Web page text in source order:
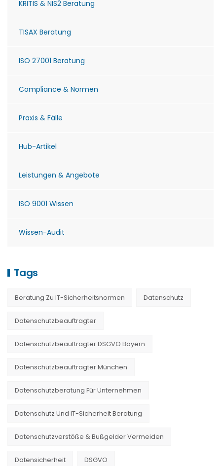
KRITIS & NIS2 Beratung
TISAX Beratung
ISO 27001 Beratung
Compliance & Normen
Praxis & Fälle
Hub-Artikel
Leistungen & Angebote
ISO 9001 Wissen
Wissen-Audit
Tags
Beratung Zu IT-Sicherheitsnormen Datenschutz
Datenschutzbeauftragter
Datenschutzbeauftragter DSGVO Bayern
Datenschutzbeauftragter München
Datenschutzberatung Für Unternehmen
Datenschutz Und IT-Sicherheit Beratung
Datenschutzverstöße & Bußgelder Vermeiden
Datensicherheit DSGVO